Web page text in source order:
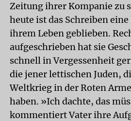
Zeitung ihrer Kompanie zu
heute ist das Schreiben
ihrem Leben geblieben.
aufgeschrieben hat sie
schnell in Vergessenheit
die jener lettischen Juden,
Weltkrieg in der Roten
haben. »Ich dachte, das
kommentiert Vater ihre